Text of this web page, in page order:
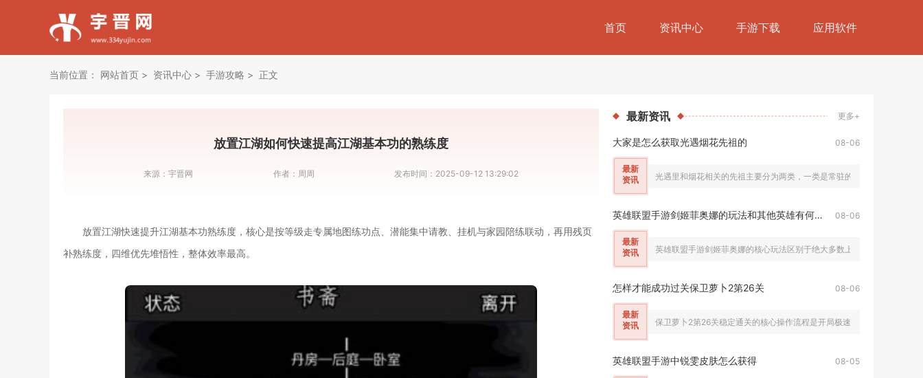
首页 资讯中心 手游下载 应用软件
当前位置： 网站首页 资讯中心 手游攻略 正文
放置江湖如何快速提高江湖基本功的熟练度
来源： 宇晋网 作者： 周周 发布时间： 2025-09-12 13:29:02
放置江湖快速提升江湖基本功熟练度，核心是按等级走专属地图练功点、潜能集中请教、挂机与家园陪练联动，再用残页
补熟练度，四维优先堆悟性，整体效率最高。
最新资讯 更多+
大家是怎么获取光遇烟花先祖的 08-06
最新
资讯
光遇里和烟花相关的先祖主要分为两类，一类是常驻的敬礼先祖可兑换
英雄联盟手游剑姬菲奥娜的玩法和其他英雄有何不同 08-06
最新
资讯
英雄联盟手游剑姬菲奥娜的核心玩法区别于绝大多数上单战士英雄，该
怎样才能成功过关保卫萝卜2第26关 08-06
最新
资讯
保卫萝卜2第26关稳定通关的核心操作流程是开局极速解锁全部太阳花
英雄联盟手游中锐雯皮肤怎么获得 08-05